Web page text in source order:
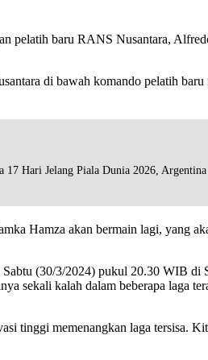
pelatih baru RANS Nusantara,
di bawah komando pelatih
17 Hari Jelang Piala Dunia 2026, Argentina
Hamza akan bermain lagi, yang
(30/3/2024) pukul 20.30 WIB di
sekali kalah dalam beberapa laga
tinggi memenangkan laga tersisa.